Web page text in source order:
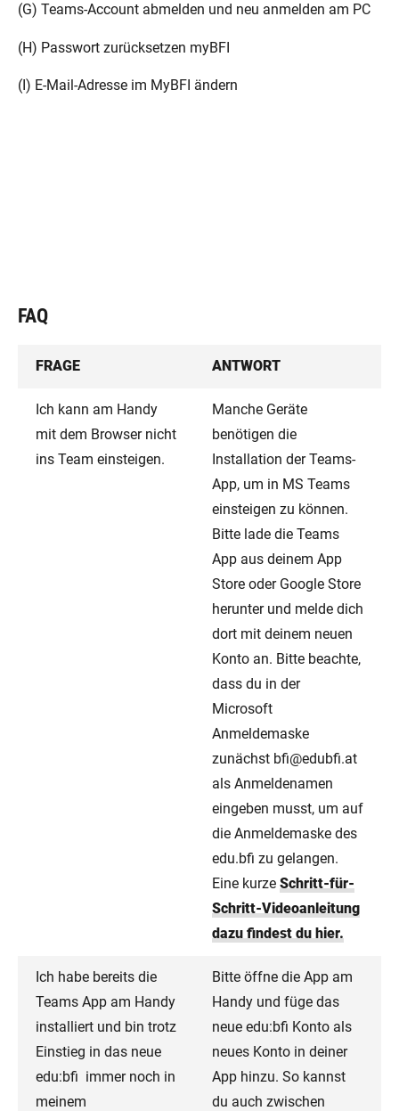
(G) Teams-Account abmelden und neu anmelden am PC
(H) Passwort zurücksetzen myBFI
(I) E-Mail-Adresse im MyBFI ändern
FAQ
FRAGE ANTWORT
Ich kann am Handy
mit dem Browser nicht
ins Team einsteigen.
Manche Geräte
benötigen die
Installation der Teams-
App, um in MS Teams
einsteigen zu können.
Bitte lade die Teams
App aus deinem App
Store oder Google Store
herunter und melde dich
dort mit deinem neuen
Konto an. Bitte beachte,
dass du in der
Microsoft
Anmeldemaske
zunächst bfi@edubfi.at
als Anmeldenamen
eingeben musst, um auf
die Anmeldemaske des
edu.bfi zu gelangen.
Eine kurze Schritt-für-
Schritt-Videoanleitung
dazu findest du hier.
Ich habe bereits die
Teams App am Handy
installiert und bin trotz
Einstieg in das neue
edu:bfi immer noch in
meinem
Bitte öffne die App am
Handy und füge das
neue edu:bfi Konto als
neues Konto in deiner
App hinzu. So kannst
du auch zwischen